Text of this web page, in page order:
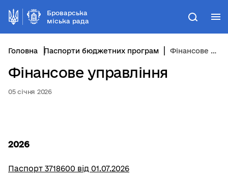
Броварська
міська рада
Пошук
Головна Паспорти бюджетних програм Фінансове управління
Фінансове управління
05 січня 2026
2026
Паспорт 3718600 від 01.07.2026